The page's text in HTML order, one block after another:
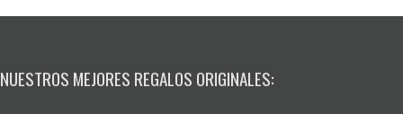
NUESTROS MEJORES REGALOS ORIGINALES: